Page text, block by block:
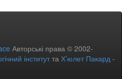
Авторські права © 2002-
інститутта Х’юлет Пакард -